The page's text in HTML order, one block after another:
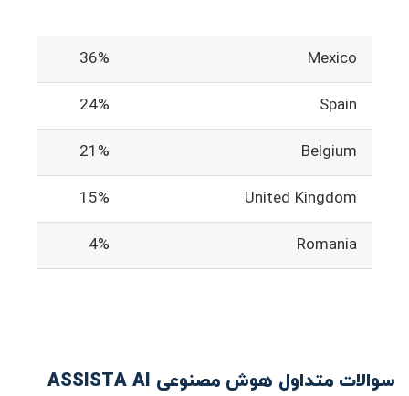
Mexico
36%
Spain
24%
Belgium
21%
United Kingdom
15%
Romania
4%
سوالات متداول هوش مصنوعی ASSISTA AI